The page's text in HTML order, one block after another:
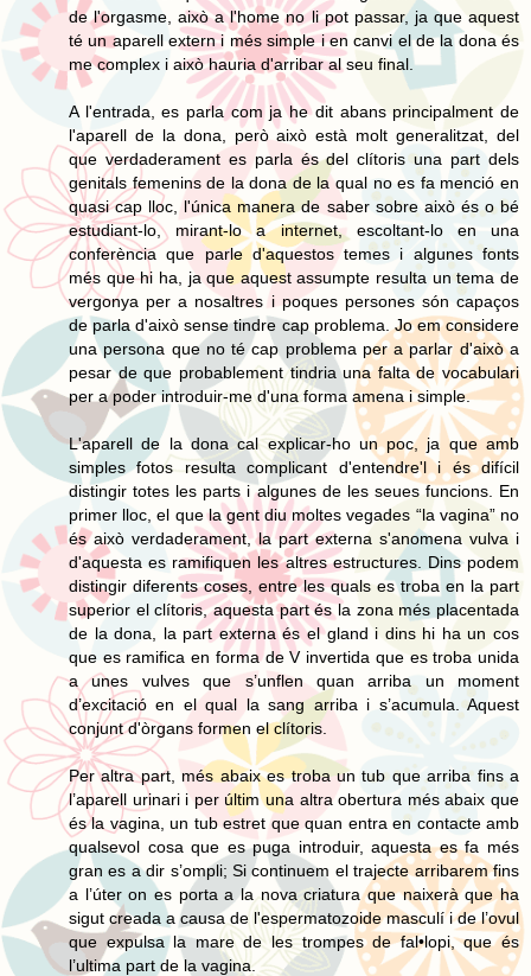
de l'orgasme, això a l'home no li pot passar, ja que aquest
té un aparell extern i més simple i en canvi el de la dona és
me complex i això hauria d'arribar al seu final.
A l'entrada, es parla com ja he dit abans principalment de
l'aparell de la dona, però això està molt generalitzat, del
que verdaderament es parla és del clítoris una part dels
genitals femenins de la dona de la qual no es fa menció en
quasi cap lloc, l'única manera de saber sobre això és o bé
estudiant-lo, mirant-lo a internet, escoltant-lo en una
conferència que parle d'aquestos temes i algunes fonts
més que hi ha, ja que aquest assumpte resulta un tema de
vergonya per a nosaltres i poques persones són capaços
de parla d'això sense tindre cap problema. Jo em considere
una persona que no té cap problema per a parlar d'això a
pesar de que probablement tindria una falta de vocabulari
per a poder introduir-me d'una forma amena i simple.
L'aparell de la dona cal explicar-ho un poc, ja que amb
simples fotos resulta complicant d'entendre'l i és difícil
distingir totes les parts i algunes de les seues funcions. En
primer lloc, el que la gent diu moltes vegades “la vagina” no
és això verdaderament, la part externa s'anomena vulva i
d'aquesta es ramifiquen les altres estructures. Dins podem
distingir diferents coses, entre les quals es troba en la part
superior el clítoris, aquesta part és la zona més placentada
de la dona, la part externa és el gland i dins hi ha un cos
que es ramifica en forma de V invertida que es troba unida
a unes vulves que s’unflen quan arriba un moment
d’excitació en el qual la sang arriba i s’acumula. Aquest
conjunt d'òrgans formen el clítoris.
Per altra part, més abaix es troba un tub que arriba fins a
l’aparell urinari i per últim una altra obertura més abaix que
és la vagina, un tub estret que quan entra en contacte amb
qualsevol cosa que es puga introduir, aquesta es fa més
gran es a dir s’ompli; Si continuem el trajecte arribarem fins
a l’úter on es porta a la nova criatura que naixerà que ha
sigut creada a causa de l'espermatozoide masculí i de l’ovul
que expulsa la mare de les trompes de fal•lopi, que és
l’ultima part de la vagina.